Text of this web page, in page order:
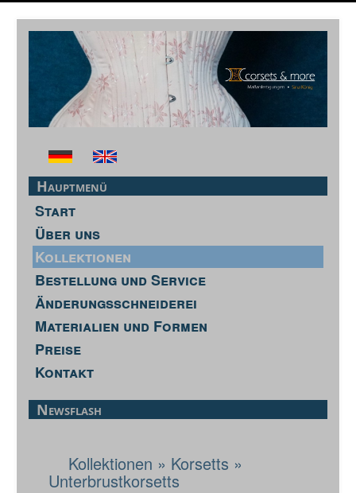
Hauptmenü
Start
Über uns
Kollektionen
Bestellung und Service
Änderungsschneiderei
Materialien und Formen
Preise
Kontakt
Newsflash
Kollektionen » Korsetts »
Unterbrustkorsetts